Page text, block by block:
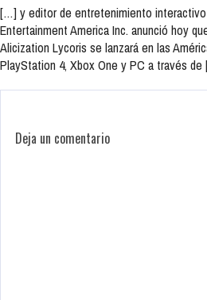
[…] y editor de entretenimiento interactivo
Entertainment America Inc. anunció hoy
Alicization Lycoris se lanzará en las
PlayStation 4, Xbox One y PC a través
Deja un comentario